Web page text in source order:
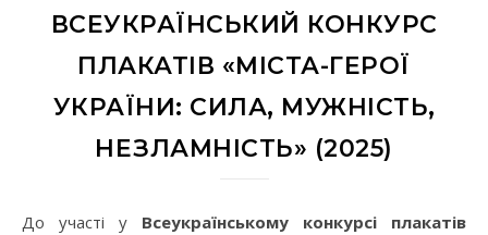
ВСЕУКРАЇНСЬКИЙ КОНКУРС
ПЛАКАТІВ «МІСТА-ГЕРОЇ
УКРАЇНИ: СИЛА, МУЖНІСТЬ,
НЕЗЛАМНІСТЬ» (2025)
До участі у Всеукраїнському конкурсі плакатів